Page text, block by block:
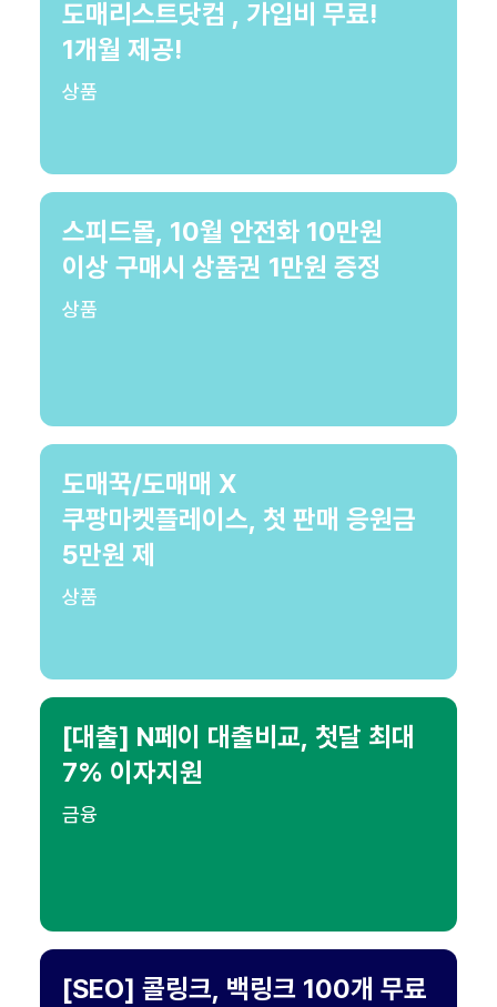
도매리스트닷컴 , 가입비 무료!
1개월 제공!
상품
스피드몰, 10월 안전화 10만원
이상 구매시 상품권 1만원 증정
상품
도매꾹/도매매 X
쿠팡마켓플레이스, 첫 판매 응원금
5만원 제
상품
[대출] N페이 대출비교, 첫달 최대
7% 이자지원
금융
[SEO] 콜링크, 백링크 100개 무료